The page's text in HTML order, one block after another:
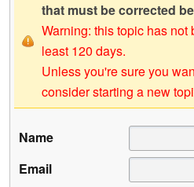
that must be corrected
Warning: this topic has not
least 120 days.
Unless you're sure you
consider starting a new
Name
Email